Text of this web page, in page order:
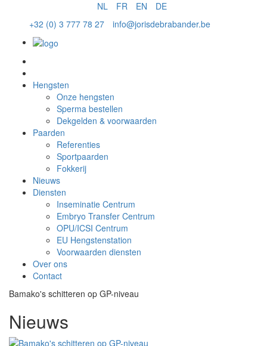
NL FR EN
DE
+32 (0) 3 777 78 27
info@jorisdebrabander.be
Hengsten
Onze hengsten
Sperma bestellen
Dekgelden & voorwaarden
Paarden
Referenties
Sportpaarden
Fokkerij
Nieuws
Diensten
Inseminatie Centrum
Embryo Transfer Centrum
OPU/ICSI Centrum
EU Hengstenstation
Voorwaarden diensten
Over ons
Contact
Bamako's schitteren op GP-niveau
Nieuws